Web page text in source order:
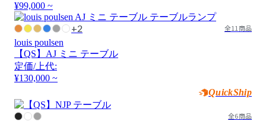
¥99,000 ~
+2 全11商品
louis poulsen
【QS】AJ ミニ テーブル
定価/上代:
¥130,000 ~
QuickShip
全6商品